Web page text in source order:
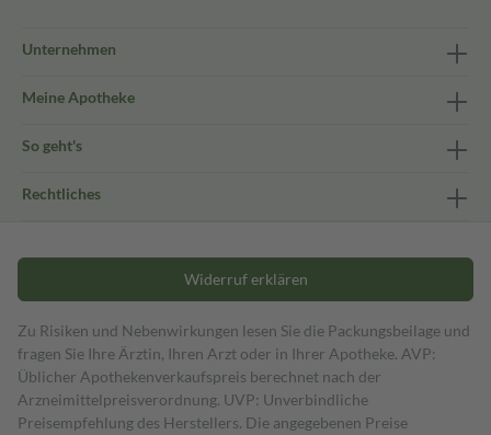
Unternehmen
Meine Apotheke
So geht's
Rechtliches
Widerruf erklären
Zu Risiken und Nebenwirkungen lesen Sie die Packungsbeilage und
fragen Sie Ihre Ärztin, Ihren Arzt oder in Ihrer Apotheke. AVP:
Üblicher Apothekenverkaufspreis berechnet nach der
Arzneimittelpreisverordnung. UVP: Unverbindliche
Preisempfehlung des Herstellers. Die angegebenen Preise